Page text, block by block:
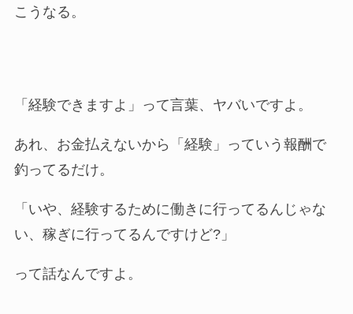
こうなる。
「経験できますよ」って言葉、ヤバいですよ。
あれ、お金払えないから「経験」っていう報酬で
釣ってるだけ。
「いや、経験するために働きに行ってるんじゃな
い、稼ぎに行ってるんですけど?」
って話なんですよ。